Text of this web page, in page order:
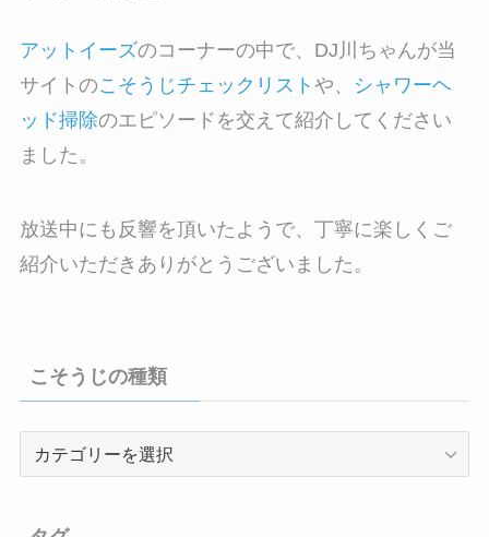
アットイーズのコーナーの中で、DJ川ちゃんが当
サイトのこそうじチェックリスト や、
シャワーヘ
ッド掃除のエピソードを交えて紹介してください
ました。
放送中にも反響を頂いたようで、丁寧に楽しくご
紹介いただきありがとうございました。
こそうじの種類